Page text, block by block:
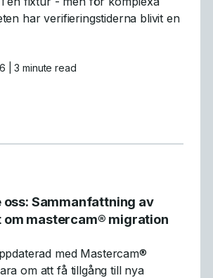
har verifieringstiderna blivit en
| 3 minute read
Varför GPU-simulering är ett
ABOUT
oss: Sammanfattning av
mastercam® migration
med Mastercam®
om att få tillgång till nya